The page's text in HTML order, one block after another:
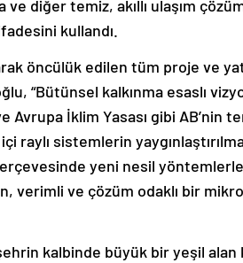
ve diğer temiz, akıllı ulaşım
kullandı.
öncülük edilen tüm proje ve
“Bütünsel kalkınma esaslı
Avrupa İklim Yasası gibi AB’nin
raylı sistemlerin
yeni nesil
verimli ve çözüm odaklı bir
kalbinde büyük bir yeşil alan